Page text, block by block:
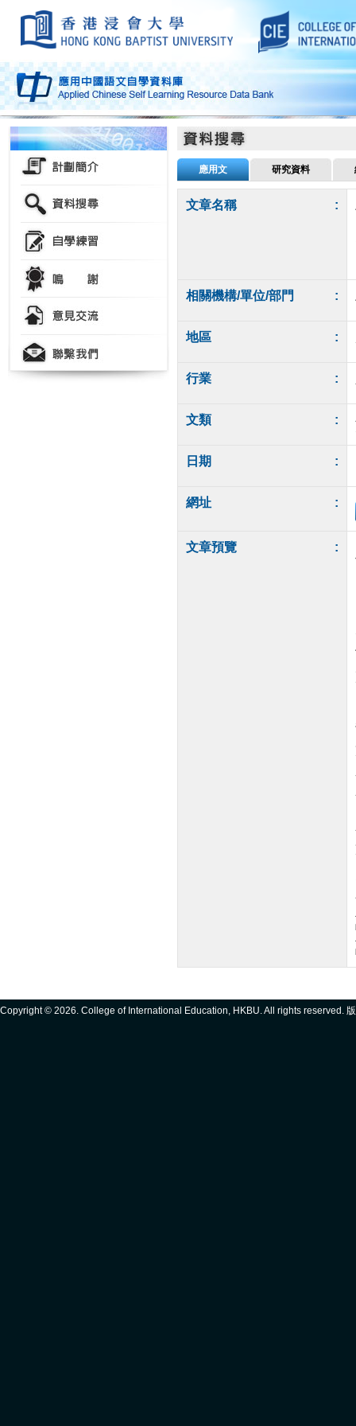
應用文 研究資料
文章名稱 :
相關機構/單位/部門 :
地區 :
行業 :
文類 :
日期 :
網址 :
文章預覽 :
Copyright © 2026. College of International Education, HKBU. All rights reserved.